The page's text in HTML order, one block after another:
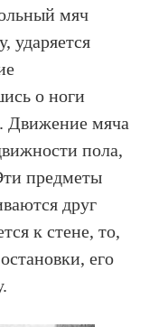
мяч
ударяется
о ноги
Движение мяча
пола,
предметы
друг
к стене, то,
его